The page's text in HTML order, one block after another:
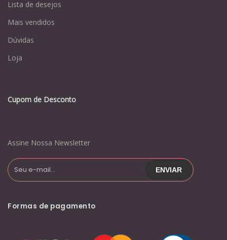
Lista de desejos
Mais vendidos
Dúvidas
Loja
Cupom de Desconto
Assine Nossa Newsletter
Formas de pagamento